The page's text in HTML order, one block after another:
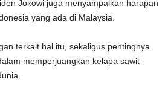
Jokowi juga menyampaikan harapan
yang ada di Malaysia.
terkait hal itu, sekaligus pentingnya
memperjuangkan kelapa sawit